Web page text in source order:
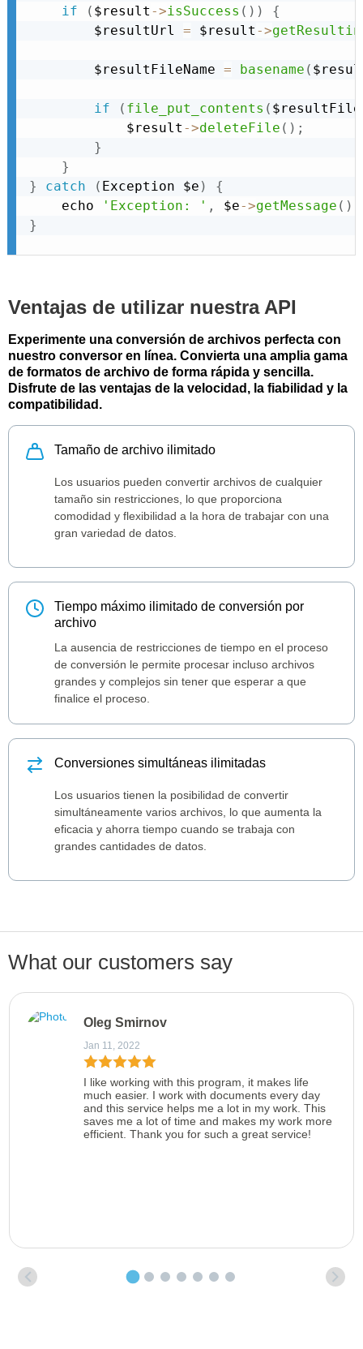
if ( $result ->isSuccess ( ) )
{
        $resultUrl
= $result ->
        $resultFileName
= basename (
if ( file_put_contents (
            $result
->deleteFile ( ) ;
}
}
}
catch ( Exception $e )
{
    echo
'Exception: ' , $e->getMessage ( )
}
Ventajas de utilizar nuestra API
Experimente una conversión de archivos perfecta con
nuestro conversor en línea. Convierta una amplia gama
de formatos de archivo de forma rápida y sencilla.
Disfrute de las ventajas de la velocidad, la fiabilidad y la
compatibilidad.
Tamaño de archivo ilimitado
Los usuarios pueden convertir archivos de cualquier
tamaño sin restricciones, lo que proporciona
comodidad y flexibilidad a la hora de trabajar con una
gran variedad de datos.
Tiempo máximo ilimitado de conversión por
archivo
La ausencia de restricciones de tiempo en el proceso
de conversión le permite procesar incluso archivos
grandes y complejos sin tener que esperar a que
finalice el proceso.
Conversiones simultáneas ilimitadas
Los usuarios tienen la posibilidad de convertir
simultáneamente varios archivos, lo que aumenta la
eficacia y ahorra tiempo cuando se trabaja con
grandes cantidades de datos.
What our customers say
Oleg Smirnov
Jan 11, 2022
I like working with this program, it makes life
much easier. I work with documents every day
and this service helps me a lot in my work. This
saves me a lot of time and makes my work more
efficient. Thank you for such a great service!